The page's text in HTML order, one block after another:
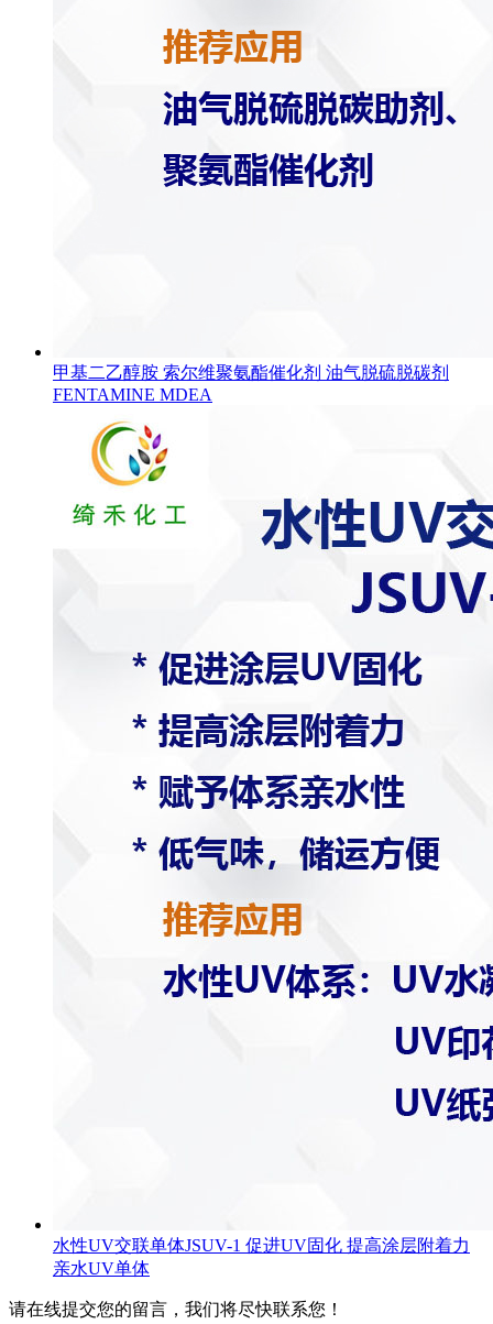
甲基二乙醇胺 索尔维聚氨酯催化剂 油气脱硫脱碳剂
FENTAMINE MDEA
水性UV交联单体JSUV-1 促进UV固化 提高涂层附着力
亲水UV单体
请在线提交您的留言，我们将尽快联系您！